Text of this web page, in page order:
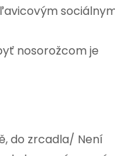
nosorožcom je
do zrcadla/ Není